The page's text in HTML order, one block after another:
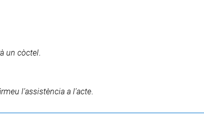
un còctel.
l’assistència a l’acte.